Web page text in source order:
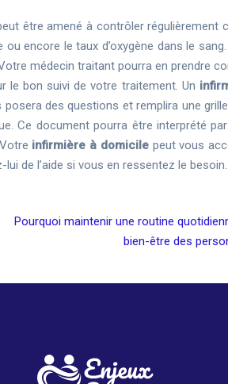
être amené à contrôler régulièrement
encore le taux d’oxygène dans le
médecin traitant pourra en prendre
le bon suivi de votre traitement. Un
des questions et remplira une grille
Ce document pourra être interprété
infirmière à domicilepeut vous
de l’aide si vous en ressentez le besoin.
Pourquoi maintenir une routine
bien-être des